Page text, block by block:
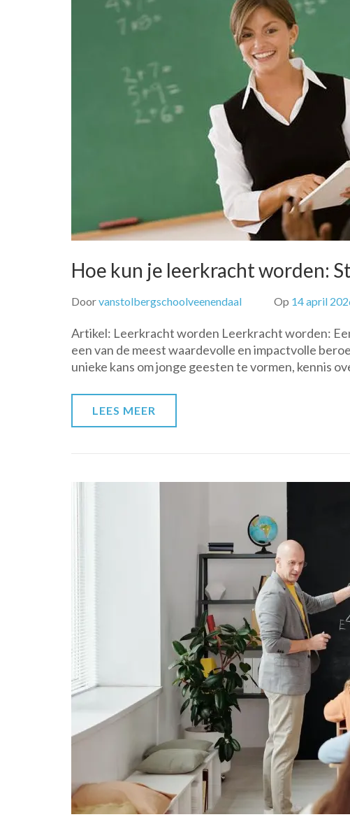
Hoe kun je leerkracht worden:
Doorvanstolbergschoolveenendaal Op 14 april
Artikel: Leerkracht worden Leerkracht worden:
een van de meest waardevolle en impactvolle
unieke kans om jonge geesten te vormen, kennis
LEES MEER